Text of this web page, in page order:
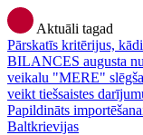
Aktuāli tagad
Pārskatīs kritērijus,
BILANCES augusta
veikalu "MERE"
veikt tiešsaistes
Papildināts
Baltkrievijas